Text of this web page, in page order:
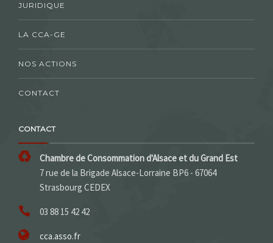
JURIDIQUE
LA CCA-GE
NOS ACTIONS
CONTACT
CONTACT
Chambre de Consommation d'Alsace et du Grand Est
7 rue de la Brigade Alsace-Lorraine BP6 - 67064
Strasbourg CEDEX
03 88 15 42 42
cca.asso.fr